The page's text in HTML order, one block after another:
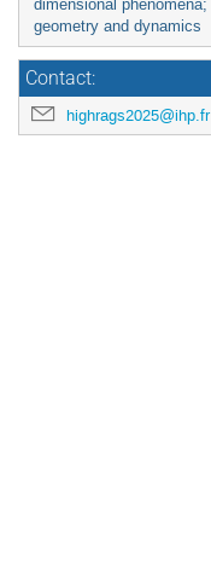
dimensional phenomena;
geometry and dynamics
Contact:
highrags2025@ihp.fr